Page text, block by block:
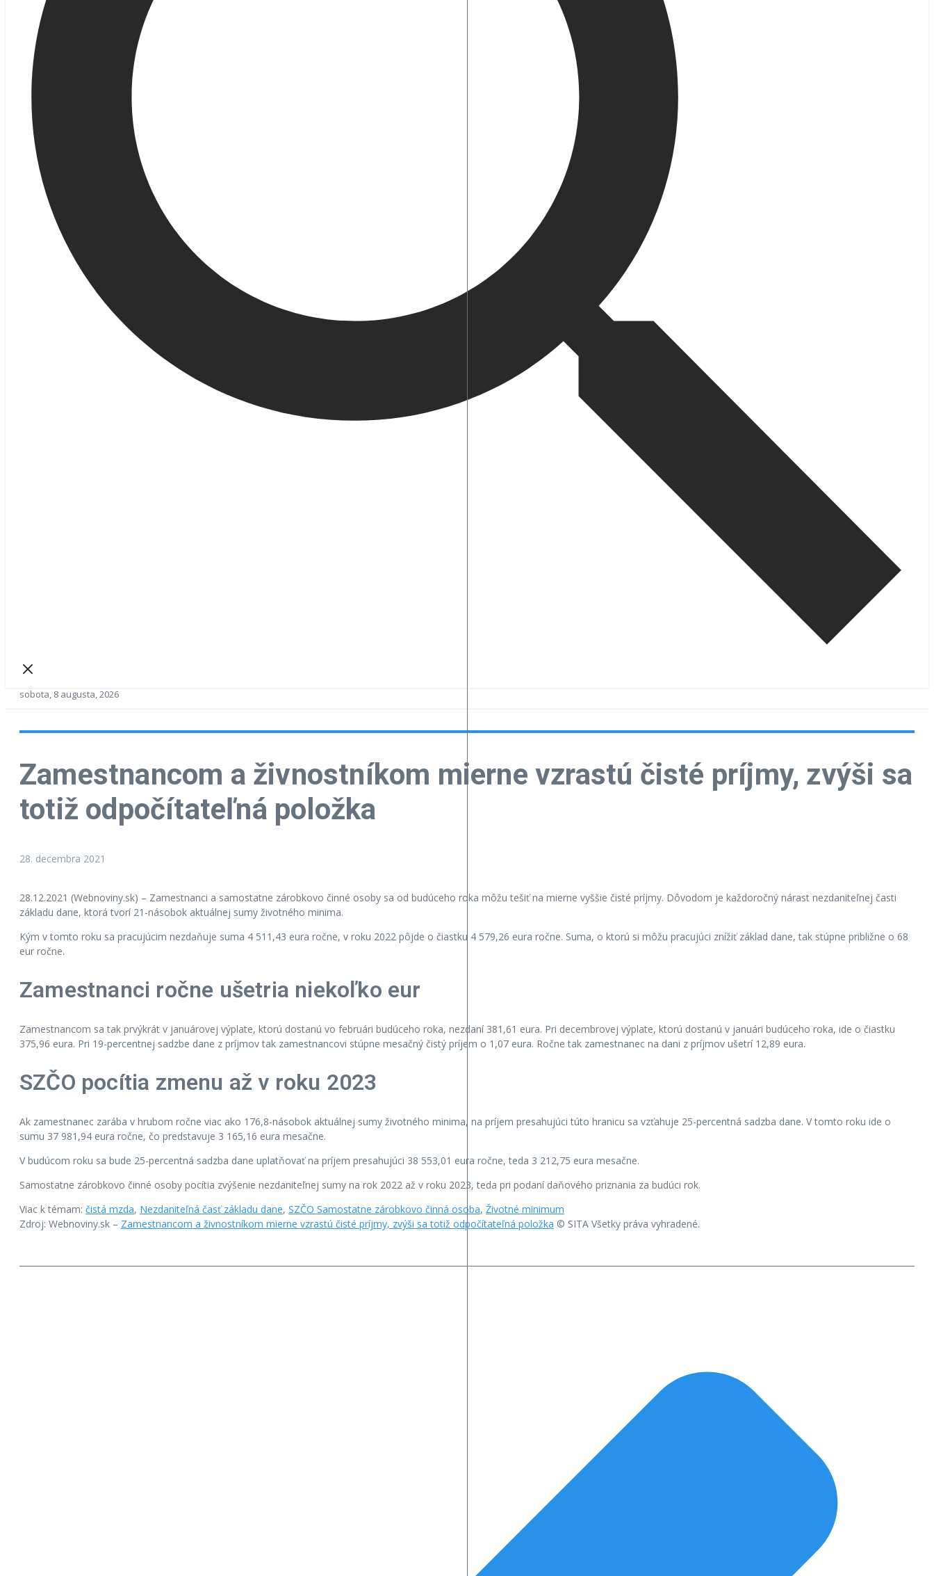
sobota, 8 augusta, 2026
Zamestnancom a živnostníkom mierne vzrastú čisté príjmy, zvýši sa
totiž odpočítateľná položka
28. decembra 2021
28.12.2021 (Webnoviny.sk) – Zamestnanci a samostatne zárobkovo činné osoby sa od budúceho roka môžu tešiť na mierne vyššie čisté príjmy. Dôvodom je každoročný nárast nezdaniteľnej časti
základu dane, ktorá tvorí 21-násobok aktuálnej sumy životného minima.
Kým v tomto roku sa pracujúcim nezdaňuje suma 4 511,43 eura ročne, v roku 2022 pôjde o čiastku 4 579,26 eura ročne. Suma, o ktorú si môžu pracujúci znížiť základ dane, tak stúpne približne o 68
eur ročne.
Zamestnanci ročne ušetria niekoľko eur
Zamestnancom sa tak prvýkrát v januárovej výplate, ktorú dostanú vo februári budúceho roka, nezdaní 381,61 eura. Pri decembrovej výplate, ktorú dostanú v januári budúceho roka, ide o čiastku
375,96 eura. Pri 19-percentnej sadzbe dane z príjmov tak zamestnancovi stúpne mesačný čistý príjem o 1,07 eura. Ročne tak zamestnanec na dani z príjmov ušetrí 12,89 eura.
SZČO pocítia zmenu až v roku 2023
Ak zamestnanec zarába v hrubom ročne viac ako 176,8-násobok aktuálnej sumy životného minima, na príjem presahujúci túto hranicu sa vzťahuje 25-percentná sadzba dane. V tomto roku ide o
sumu 37 981,94 eura ročne, čo predstavuje 3 165,16 eura mesačne.
V budúcom roku sa bude 25-percentná sadzba dane uplatňovať na príjem presahujúci 38 553,01 eura ročne, teda 3 212,75 eura mesačne.
Samostatne zárobkovo činné osoby pocítia zvýšenie nezdaniteľnej sumy na rok 2022 až v roku 2023, teda pri podaní daňového priznania za budúci rok.
Viac k témam: čistá mzda, Nezdaniteľná časť základu dane, SZČO Samostatne zárobkovo činná osoba, Životné minimum
Zdroj: Webnoviny.sk – Zamestnancom a živnostníkom mierne vzrastú čisté príjmy, zvýši sa totiž odpočítateľná položka © SITA Všetky práva vyhradené.